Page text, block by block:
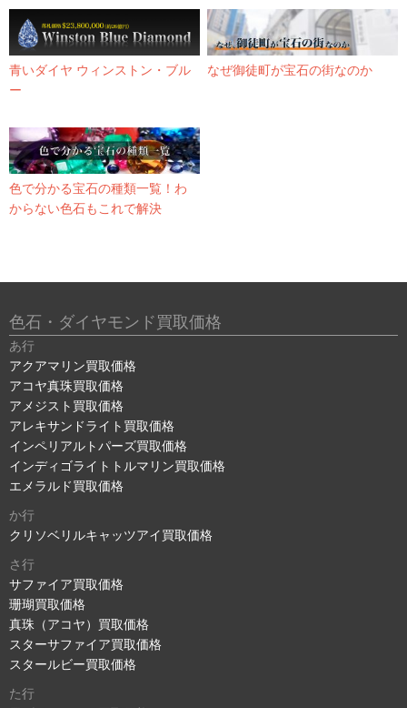
青いダイヤ ウィンストン・ブル
ー
なぜ御徒町が宝石の街なのか
色で分かる宝石の種類一覧！わ
からない色石もこれで解決
色石・ダイヤモンド買取価格
あ行
アクアマリン買取価格
アコヤ真珠買取価格
アメジスト買取価格
アレキサンドライト買取価格
インペリアルトパーズ買取価格
インディゴライトトルマリン買取価格
エメラルド買取価格
か行
クリソベリルキャッツアイ買取価格
さ行
サファイア買取価格
珊瑚買取価格
真珠（アコヤ）買取価格
スターサファイア買取価格
スタールビー買取価格
た行